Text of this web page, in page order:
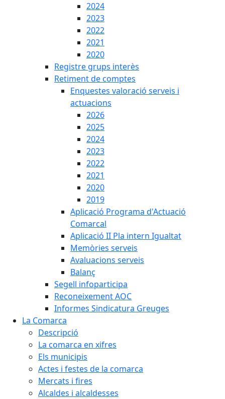
2024
2023
2022
2021
2020
Registre grups interès
Retiment de comptes
Enquestes valoració serveis i
actuacions
2026
2025
2024
2023
2022
2021
2020
2019
Aplicació Programa d'Actuació
Comarcal
Aplicació II Pla intern Igualtat
Memòries serveis
Avaluacions serveis
Balanç
Segell infoparticipa
Reconeixement AOC
Informes Sindicatura Greuges
La Comarca
Descripció
La comarca en xifres
Els municipis
Actes i festes de la comarca
Mercats i fires
Alcaldes i alcaldesses